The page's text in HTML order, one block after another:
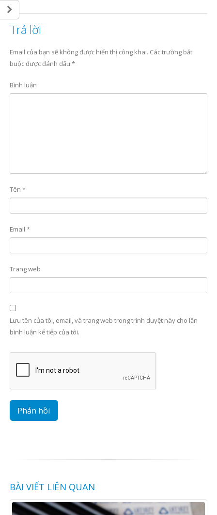
Trả lời
Email của bạn sẽ không được hiển thị công khai. Các trường bắt
buộc được đánh dấu *
Bình luận
Tên *
Email *
Trang web
Lưu tên của tôi, email, và trang web trong trình duyệt này cho lần
bình luận kế tiếp của tôi.
BÀI VIẾT LIÊN QUAN